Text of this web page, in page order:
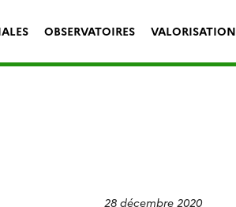
OBSERVATOIRES VALORISATION
28 décembre 2020